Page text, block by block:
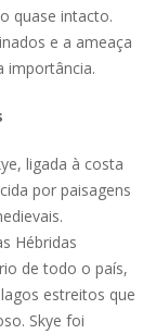
quase intacto.
e a ameaça
importância.
ligada à costa
por paisagens
Hébridas
de todo o país,
estreitos que
Skye foi